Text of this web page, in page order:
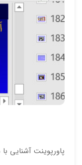
پاورپوینت آشنایی